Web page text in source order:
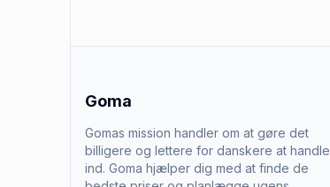
Goma
Gomas mission handler om at gøre det
billigere og lettere for danskere at handle
ind. Goma hjælper dig med at finde de